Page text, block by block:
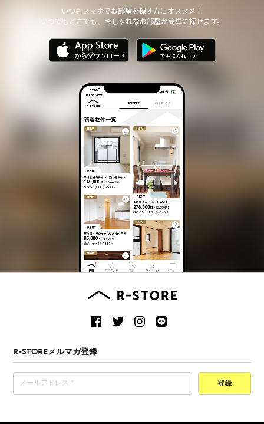
いつもスマホでお部屋を探す方にオススメ！
いつでもどこでも、おしゃれなお部屋が簡単に探せます。
R-STOREメルマガ登録
登録